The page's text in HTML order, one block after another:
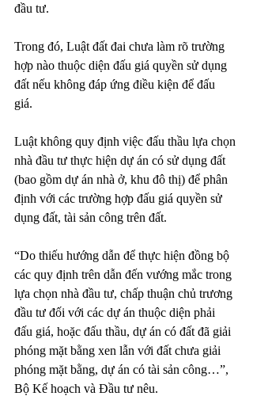
đầu tư.
Trong đó, Luật đất đai chưa làm rõ trường
hợp nào thuộc diện đấu giá quyền sử dụng
đất nếu không đáp ứng điều kiện để đấu
giá.
Luật không quy định việc đấu thầu lựa chọn
nhà đầu tư thực hiện dự án có sử dụng đất
(bao gồm dự án nhà ở, khu đô thị) để phân
định với các trường hợp đấu giá quyền sử
dụng đất, tài sản công trên đất.
“Do thiếu hướng dẫn để thực hiện đồng bộ
các quy định trên dẫn đến vướng mắc trong
lựa chọn nhà đầu tư, chấp thuận chủ trương
đầu tư đối với các dự án thuộc diện phải
đấu giá, hoặc đấu thầu, dự án có đất đã giải
phóng mặt bằng xen lẫn với đất chưa giải
phóng mặt bằng, dự án có tài sản công…”,
Bộ Kế hoạch và Đầu tư nêu.